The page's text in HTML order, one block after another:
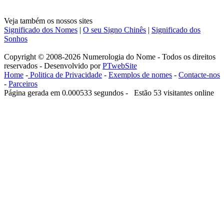
Veja também os nossos sites
Significado dos Nomes
O seu Signo Chinês
Significado dos
Sonhos
Copyright © 2008-2026 Numerologia do Nome - Todos os direitos
reservados - Desenvolvido porPTwebSite
Home - Politica de Privacidade - Exemplos de nomes - Contacte-nos
- Parceiros
Página gerada em 0.000533 segundos - Estão 53 visitantes online